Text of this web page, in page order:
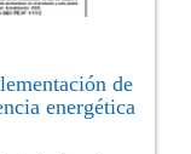
de
energética